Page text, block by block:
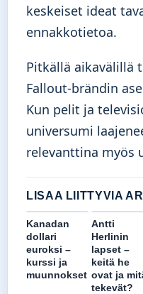
keskeiset ideat
ennakkotietoa.
Pitkällä aikavälillä
Fallout-brändin
Kun pelit ja
universumi
relevanttina myös
LISAA LIITTYVIA
Kanadan
dollari
euroksi –
kurssi ja
muunnokset
Antti
Herlinin
lapset –
keitä he
ovat ja
tekevät?